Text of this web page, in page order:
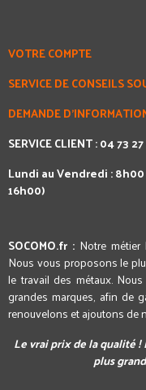
VOTRE COMPTE
SERVICE DE CONSEILS
DEMANDE
SERVICE CLIENT : 04 73
Lundi au Vendredi :
16h00)
SOCOMO.fr : Notre
Nous vous proposons le
le travail des métaux.
grandes marques, afin de
renouvelons et ajoutons de
Le vrai prix de la qualité
plus